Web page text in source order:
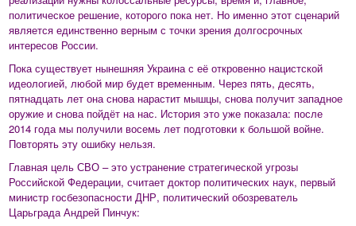
политическое решение, которого пока нет. Но именно этот сценарий
является единственно верным с точки зрения долгосрочных
интересов России.
Пока существует нынешняя Украина с её откровенно нацистской
идеологией, любой мир будет временным. Через пять, десять,
пятнадцать лет она снова нарастит мышцы, снова получит западное
оружие и снова пойдёт на нас. История это уже показала: после
2014 года мы получили восемь лет подготовки к большой войне.
Повторять эту ошибку нельзя.
Главная цель СВО – это устранение стратегической угрозы
Российской Федерации, считает доктор политических наук, первый
министр госбезопасности ДНР, политический обозреватель
Царьграда Андрей Пинчук: